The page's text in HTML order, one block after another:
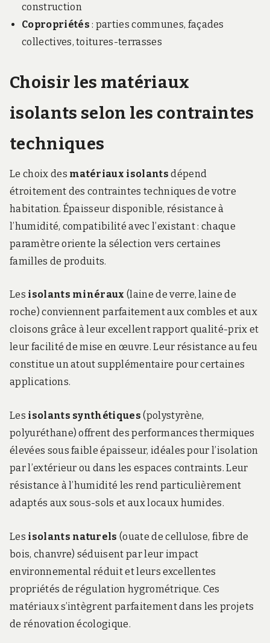
construction
Copropriétés : parties communes, façades
collectives, toitures-terrasses
Choisir les matériaux
isolants selon les contraintes
techniques
Le choix des matériaux isolants dépend
étroitement des contraintes techniques de votre
habitation. Épaisseur disponible, résistance à
l’humidité, compatibilité avec l’existant : chaque
paramètre oriente la sélection vers certaines
familles de produits.
Les isolants minéraux (laine de verre, laine de
roche) conviennent parfaitement aux combles et aux
cloisons grâce à leur excellent rapport qualité-prix et
leur facilité de mise en œuvre. Leur résistance au feu
constitue un atout supplémentaire pour certaines
applications.
Les isolants synthétiques (polystyrène,
polyuréthane) offrent des performances thermiques
élevées sous faible épaisseur, idéales pour l’isolation
par l’extérieur ou dans les espaces contraints. Leur
résistance à l’humidité les rend particulièrement
adaptés aux sous-sols et aux locaux humides.
Les isolants naturels (ouate de cellulose, fibre de
bois, chanvre) séduisent par leur impact
environnemental réduit et leurs excellentes
propriétés de régulation hygrométrique. Ces
matériaux s’intègrent parfaitement dans les projets
de rénovation écologique.